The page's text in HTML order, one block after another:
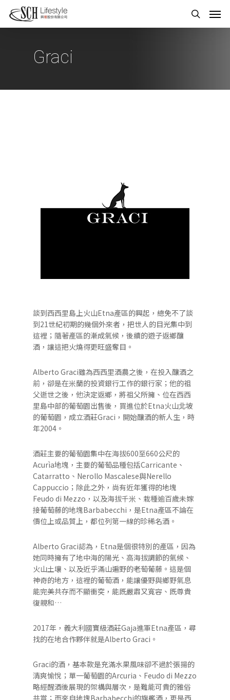
Graci
談到西西里島上火山Etna產區的興起，總免不了談
到21世紀初期的幾個外來者，把世人的目光集中到
這裡；隨著產區的漸成氣候，後續的遊子返鄉釀
酒，讓這把火燒得更旺盛奪目。
Alberto Graci雖為西西里酒農之後，在投入釀酒之
前，卻是在米蘭的投資銀行工作的銀行家；他的祖
父逝世之後，他決定返鄉，將祖父所擁、位在西西
里島中部的葡萄園出售後，買進位於Etna火山北坡
的葡萄園，成立酒莊Graci，開始釀酒的新人生，時
年2004。
酒莊主要的葡萄園集中在海拔600至660公尺的
Acurìa地塊，主要的葡萄品種包括Carricante、
Catarratto、Nerollo Mascalese與Nerello
Cappuccio；除此之外，尚有近年獲得的地塊
Feudo di Mezzo，以及海拔千米、栽種逾百歲未嫁
接葡萄藤的地塊Barbabecchi，是Etna產區不論在
價位上或品質上，都位列第一線的珍稀名酒。
Alberto Graci認為，Etna是個很特別的產區，因為
她同時擁有了地中海的陽光、高海拔調節的氣候、
火山土壤、以及近乎滿山遍野的老萄葡藤。這是個
神奇的地方，這裡的葡萄酒，能讓優野與鄉野氣息
能完美共存而不顯衝突，能既嚴肅又寬容、既尊貴
復親和…
2017年，義大利國寶級酒莊Gaja進軍Etna產區，尋
找的在地合作夥伴就是Alberto Graci。
Graci的酒，基本款是充滿水果風味卻不過於張揚的
清爽愉悅；單一葡萄園的Arcuria、Feudo di Mezzo
略經醒酒後展現的架構與層次，是難能可貴的雅俗